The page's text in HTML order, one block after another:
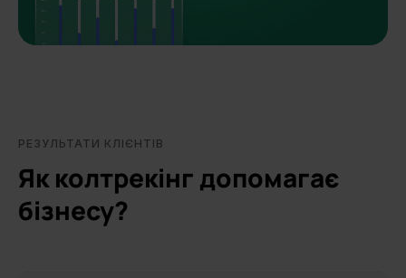
РЕЗУЛЬТАТИ КЛІЄНТІВ
Як колтрекінг допомагає
бізнесу?